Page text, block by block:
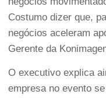
Costumo dizer que,
negócios aceleram
Gerente da
O executivo explica
empresa no evento